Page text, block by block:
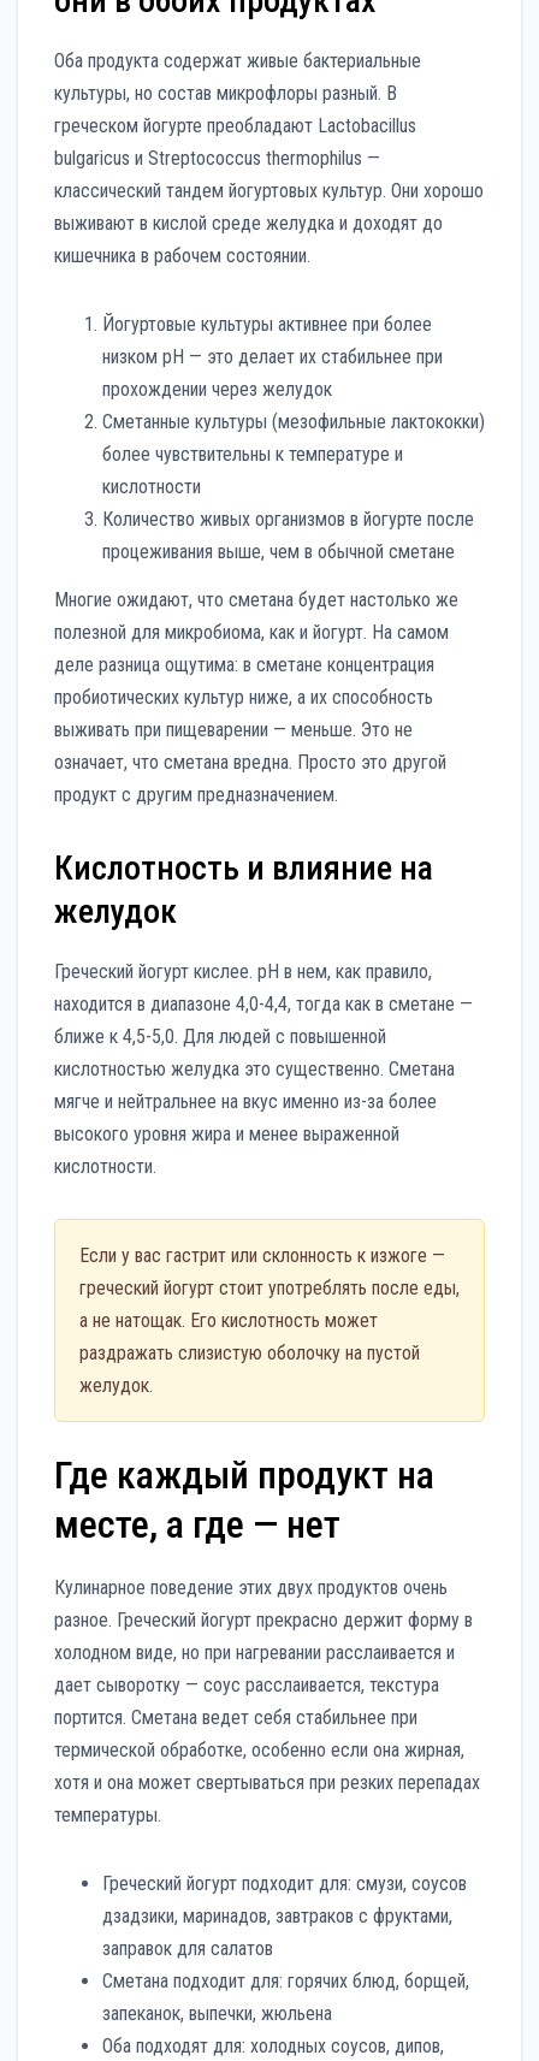
Оба продукта содержат живые бактериальные
культуры, но состав микрофлоры разный. В
греческом йогурте преобладают Lactobacillus
bulgaricus и Streptococcus thermophilus —
классический тандем йогуртовых культур. Они хорошо
выживают в кислой среде желудка и доходят до
кишечника в рабочем состоянии.
Йогуртовые культуры активнее при более
низком pH — это делает их стабильнее при
прохождении через желудок
Сметанные культуры (мезофильные лактококки)
более чувствительны к температуре и
кислотности
Количество живых организмов в йогурте после
процеживания выше, чем в обычной сметане
Многие ожидают, что сметана будет настолько же
полезной для микробиома, как и йогурт. На самом
деле разница ощутима: в сметане концентрация
пробиотических культур ниже, а их способность
выживать при пищеварении — меньше. Это не
означает, что сметана вредна. Просто это другой
продукт с другим предназначением.
Кислотность и влияние на
желудок
Греческий йогурт кислее. pH в нем, как правило,
находится в диапазоне 4,0-4,4, тогда как в сметане —
ближе к 4,5-5,0. Для людей с повышенной
кислотностью желудка это существенно. Сметана
мягче и нейтральнее на вкус именно из-за более
высокого уровня жира и менее выраженной
кислотности.
Если у вас гастрит или склонность к изжоге —
греческий йогурт стоит употреблять после еды,
а не натощак. Его кислотность может
раздражать слизистую оболочку на пустой
желудок.
Где каждый продукт на
месте, а где — нет
Кулинарное поведение этих двух продуктов очень
разное. Греческий йогурт прекрасно держит форму в
холодном виде, но при нагревании расслаивается и
дает сыворотку — соус расслаивается, текстура
портится. Сметана ведет себя стабильнее при
термической обработке, особенно если она жирная,
хотя и она может свертываться при резких перепадах
температуры.
Греческий йогурт подходит для: смузи, соусов
дзадзики, маринадов, завтраков с фруктами,
заправок для салатов
Сметана подходит для: горячих блюд, борщей,
запеканок, выпечки, жюльена
Оба подходят для: холодных соусов, дипов,